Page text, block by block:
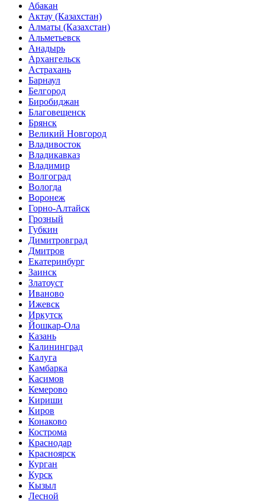
Абакан
Актау (Казахстан)
Алматы (Казахстан)
Альметьевск
Анадырь
Архангельск
Астрахань
Барнаул
Белгород
Биробиджан
Благовещенск
Брянск
Великий Новгород
Владивосток
Владикавказ
Владимир
Волгоград
Вологда
Воронеж
Горно-Алтайск
Грозный
Губкин
Димитровград
Дмитров
Екатеринбург
Заинск
Златоуст
Иваново
Ижевск
Иркутск
Йошкар-Ола
Казань
Калининград
Калуга
Камбарка
Касимов
Кемерово
Кириши
Киров
Конаково
Кострома
Краснодар
Красноярск
Курган
Курск
Кызыл
Лесной